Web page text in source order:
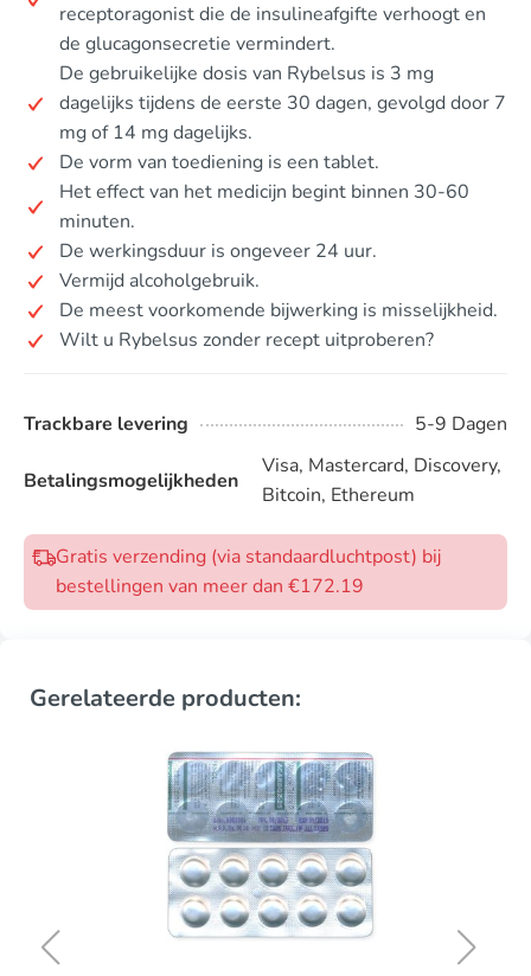
receptoragonist die de insulineafgifte verhoogt en
de glucagonsecretie vermindert.
De gebruikelijke dosis van Rybelsus is 3 mg
dagelijks tijdens de eerste 30 dagen, gevolgd door 7
mg of 14 mg dagelijks.
De vorm van toediening is een tablet.
Het effect van het medicijn begint binnen 30-60
minuten.
De werkingsduur is ongeveer 24 uur.
Vermijd alcoholgebruik.
De meest voorkomende bijwerking is misselijkheid.
Wilt u Rybelsus zonder recept uitproberen?
Trackbare levering 5-9 Dagen
Betalingsmogelijkheden
Visa, Mastercard, Discovery,
Bitcoin, Ethereum
Gratis verzending (via standaardluchtpost) bij
bestellingen van meer dan €172.19
Gerelateerde producten: